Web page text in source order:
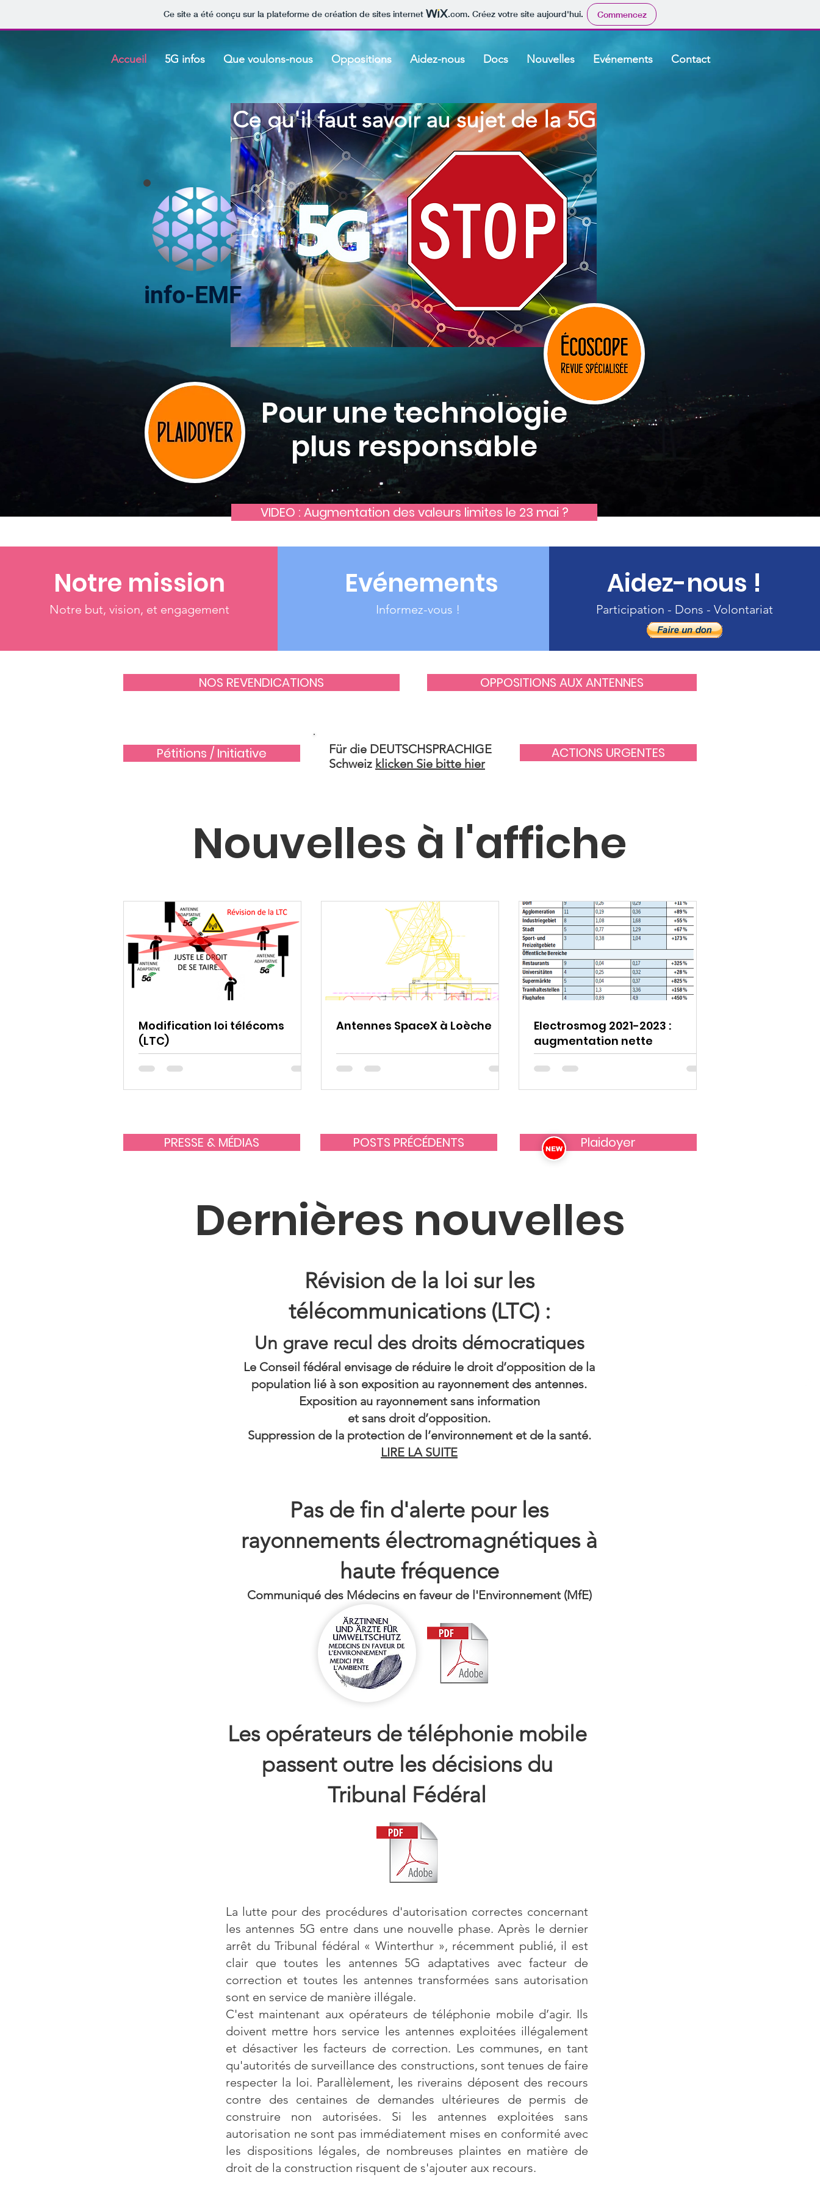
Ce site a été conçu sur la plateforme de création de sites internet .com. Créez votre site aujourd'hui. Commencez
Accueil 5G infos Que voulons-nous Oppositions Aidez-nous Docs Nouvelles Evénements Contact
Ce qu'il faut savoir au sujet de la 5G
info-EMF
Pour une technologie
plus responsable
VIDEO : Augmentation des valeurs limites le 23 mai ?
Notre mission
Notre but, vision, et engagement
Evénements
Informez-vous !
Aidez-nous !
Participation - Dons - Volontariat
NOS REVENDICATIONS OPPOSITIONS AUX ANTENNES
Pétitions / Initiative
Für die DEUTSCHSPRACHIGE
Schweiz klicken Sie bitte hier
ACTIONS URGENTES
Nouvelles à l'affiche
Modification loi télécoms
(LTC)
Antennes SpaceX à Loèche
Electrosmog 2021-2023 :
augmentation nette
PRESSE & MÉDIAS POSTS PRÉCÉDENTS Plaidoyer
Dernières nouvelles
Révision de la loi sur les
télécommunications (LTC) :
Un grave recul des droits démocratiques
Le Conseil fédéral envisage de réduire le droit d’opposition de la
population lié à son exposition au rayonnement des antennes.
Exposition au rayonnement sans information
et sans droit d’opposition.
Suppression de la protection de l’environnement et de la santé.
LIRE LA SUITE
Pas de fin d'alerte pour les
rayonnements électromagnétiques à
haute fréquence
Communiqué des Médecins en faveur de l'Environnement (MfE)
Les opérateurs de téléphonie mobile
passent outre les décisions du
Tribunal Fédéral
La lutte pour des procédures d'autorisation correctes concernant
les antennes 5G entre dans une nouvelle phase. Après le dernier
arrêt du Tribunal fédéral « Winterthur », récemment publié, il est
clair que toutes les antennes 5G adaptatives avec facteur de
correction et toutes les antennes transformées sans autorisation
sont en service de manière illégale.
C'est maintenant aux opérateurs de téléphonie mobile d’agir. Ils
doivent mettre hors service les antennes exploitées illégalement
et désactiver les facteurs de correction. Les communes, en tant
qu'autorités de surveillance des constructions, sont tenues de faire
respecter la loi. Parallèlement, les riverains déposent des recours
contre des centaines de demandes ultérieures de permis de
construire non autorisées. Si les antennes exploitées sans
autorisation ne sont pas immédiatement mises en conformité avec
les dispositions légales, de nombreuses plaintes en matière de
droit de la construction risquent de s'ajouter aux recours.